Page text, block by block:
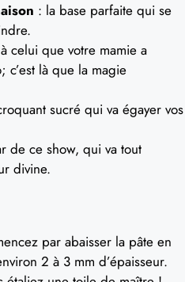
: la base parfaite qui se
celui que votre mamie a
c’est là que la magie
sucré qui va égayer vos
de ce show, qui va tout
divine.
par abaisser la pâte en
2 à 3 mm d’épaisseur.